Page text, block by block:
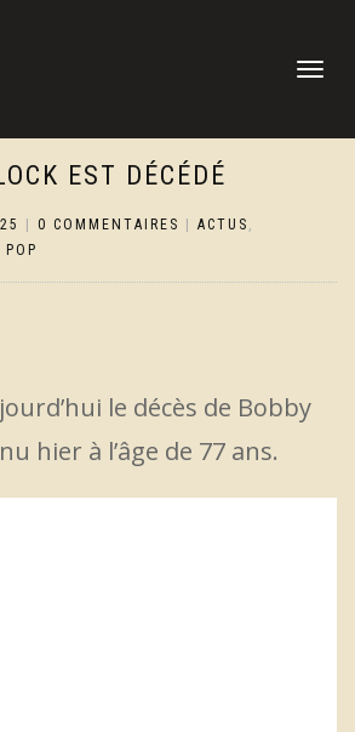
DÉPLIER
EST DÉCÉDÉ
0 COMMENTAIRES ACTUS ,
POP
le décès de Bobby
hier à l’âge de 77 ans.